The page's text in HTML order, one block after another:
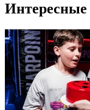
Интересные